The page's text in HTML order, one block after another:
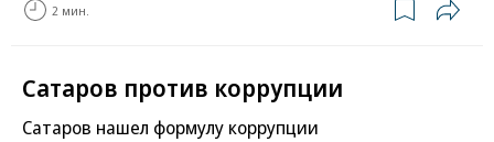
2 мин.
Сатаров против коррупции
Сатаров нашел формулу коррупции